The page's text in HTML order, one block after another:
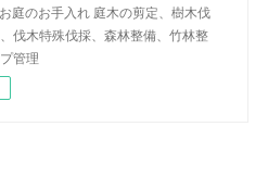
庭のお手入れ 庭木の剪定、樹木伐
伐木特殊伐採、森林整備、竹林整
管理